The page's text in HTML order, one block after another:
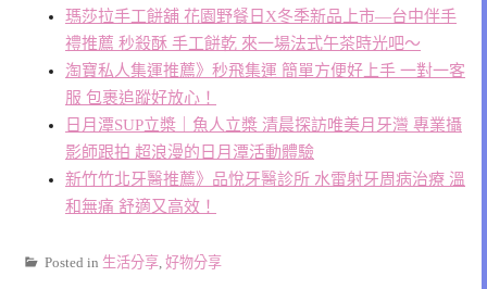
瑪莎拉手工餅舖 花園野餐日X冬季新品上市—台中伴手
禮推薦 秒殺酥 手工餅乾 來一場法式午茶時光吧〜
淘寶私人集運推薦》秒飛集運 簡單方便好上手 一對一客
服 包裹追蹤好放心！
日月潭SUP立槳｜魚人立槳 清晨探訪唯美月牙灣 專業攝
影師跟拍 超浪漫的日月潭活動體驗
新竹竹北牙醫推薦》品悅牙醫診所 水雷射牙周病治療 溫
和無痛 舒適又高效！
Posted in 生活分享 好物分享